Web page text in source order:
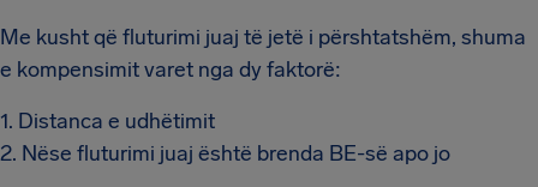
Me kusht që fluturimi juaj të jetë i përshtatshëm, shuma
e kompensimit varet nga dy faktorë:
1. Distanca e udhëtimit
2. Nëse fluturimi juaj është brenda BE-së apo jo